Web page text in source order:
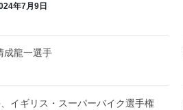
年7月9日
成龍一選手
イギリス・スーパーバイク選手権